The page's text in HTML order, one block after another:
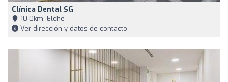
Clínica Dental SG
10,0km, Elche
Ver dirección y datos de contacto